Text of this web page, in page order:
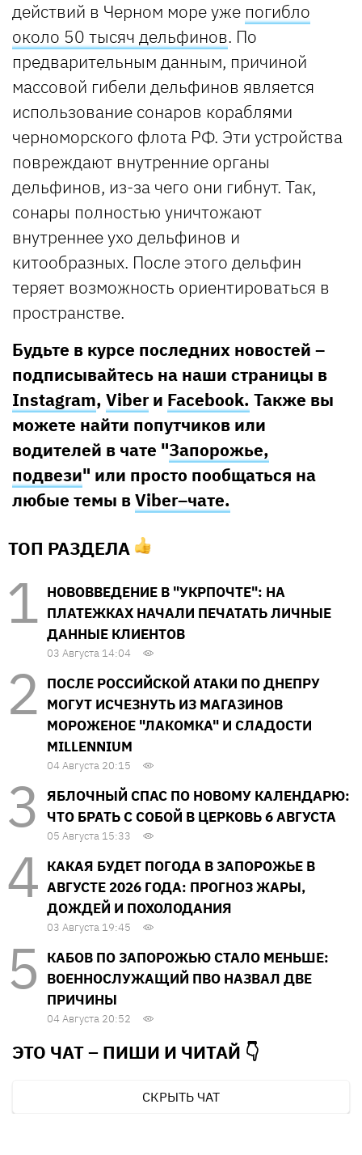
действий в Черном море уже погибло
около 50 тысяч дельфинов. По
предварительным данным, причиной
массовой гибели дельфинов является
использование сонаров кораблями
черноморского флота РФ. Эти устройства
повреждают внутренние органы
дельфинов, из-за чего они гибнут. Так,
сонары полностью уничтожают
внутреннее ухо дельфинов и
китообразных. После этого дельфин
теряет возможность ориентироваться в
пространстве.
Будьте в курсе последних новостей –
подписывайтесь на наши страницы в
Instagram, Viber и Facebook. Также вы
можете найти попутчиков или
водителей в чате "Запорожье,
подвези" или просто пообщаться на
любые темы вViber–чате.
ТОП РАЗДЕЛА
НОВОВВЕДЕНИЕ В "УКРПОЧТЕ": НА
ПЛАТЕЖКАХ НАЧАЛИ ПЕЧАТАТЬ ЛИЧНЫЕ
ДАННЫЕ КЛИЕНТОВ
03 Августа 14:04
ПОСЛЕ РОССИЙСКОЙ АТАКИ ПО ДНЕПРУ
МОГУТ ИСЧЕЗНУТЬ ИЗ МАГАЗИНОВ
МОРОЖЕНОЕ "ЛАКОМКА" И СЛАДОСТИ
MILLENNIUM
04 Августа 20:15
ЯБЛОЧНЫЙ СПАС ПО НОВОМУ КАЛЕНДАРЮ:
ЧТО БРАТЬ С СОБОЙ В ЦЕРКОВЬ 6 АВГУСТА
05 Августа 15:33
КАКАЯ БУДЕТ ПОГОДА В ЗАПОРОЖЬЕ В
АВГУСТЕ 2026 ГОДА: ПРОГНОЗ ЖАРЫ,
ДОЖДЕЙ И ПОХОЛОДАНИЯ
03 Августа 19:45
КАБОВ ПО ЗАПОРОЖЬЮ СТАЛО МЕНЬШЕ:
ВОЕННОСЛУЖАЩИЙ ПВО НАЗВАЛ ДВЕ
ПРИЧИНЫ
04 Августа 20:52
ЭТО ЧАТ – ПИШИ И ЧИТАЙ 👇
СКРЫТЬ ЧАТ